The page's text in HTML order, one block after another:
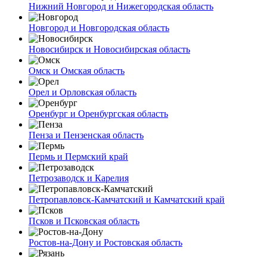
Нижний Новгород и Нижегородская область
Новгород и Новгородская область
Новосибирск и Новосибирская область
Омск и Омская область
Орел и Орловская область
Оренбург и Оренбургская область
Пенза и Пензенская область
Пермь и Пермский край
Петрозаводск и Карелия
Петропавловск-Камчатский и Камчатский край
Псков и Псковская область
Ростов-на-Дону и Ростовская область